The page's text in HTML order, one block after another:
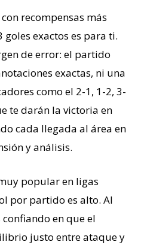
recompensas más
exactos es para ti.
de error: el partido
exactas, ni una
como el 2-1, 1-2, 3-
te darán la victoria en
cada llegada al área en
y análisis.
popular en ligas
por partido es alto. Al
en que el
justo entre ataque y